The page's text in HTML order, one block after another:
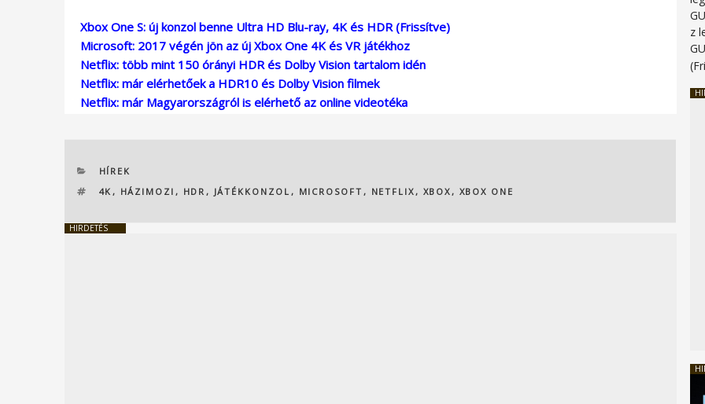
Xbox One S: új konzol benne Ultra HD Blu-ray, 4K és HDR (Frissítve)
Microsoft: 2017 végén jön az új Xbox One 4K és VR játékhoz
Netflix: több mint 150 órányi HDR és Dolby Vision tartalom idén
Netflix: már elérhetőek a HDR10 és Dolby Vision filmek
Netflix: már Magyarországról is elérhető az online videotéka
KATEGÓRIÁK
HÍREK
CÍMKÉK
4K , HÁZIMOZI , HDR , JÁTÉKKONZOL , MICROSOFT , NETFLIX , XBOX , XBOX ONE
HIRDETÉS
z